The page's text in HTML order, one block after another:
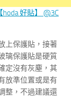
上保護貼，接著
璃保護貼是硬質
定沒有灰塵，其
放準位置或是有
整，不過建議還